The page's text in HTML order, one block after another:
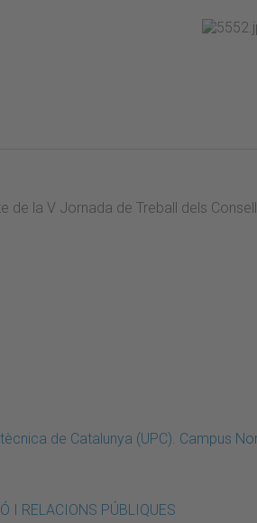
de la V Jornada de Treball dels
de Catalunya (UPC). Campus
I RELACIONS PÚBLIQUES